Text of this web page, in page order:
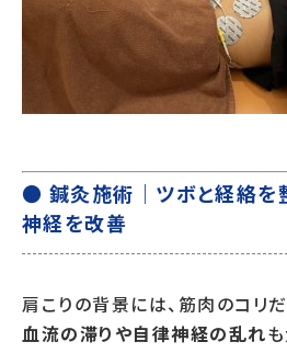
● 鍼灸施術｜ツボと経絡を
神経を改善
肩こりの背景には、筋肉のコリだ
血流の滞りや自律神経の乱れ